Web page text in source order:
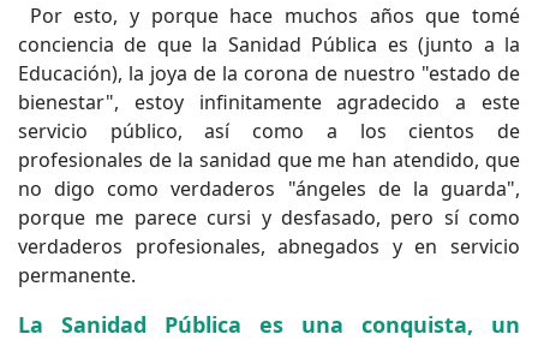
Por esto, y porque hace muchos años que tomé
conciencia de que la Sanidad Pública es (junto a la
Educación), la joya de la corona de nuestro "estado de
bienestar", estoy infinitamente agradecido a este
servicio público, así como a los cientos de
profesionales de la sanidad que me han atendido, que
no digo como verdaderos "ángeles de la guarda",
porque me parece cursi y desfasado, pero sí como
verdaderos profesionales, abnegados y en servicio
permanente.
La Sanidad Pública es una conquista, un